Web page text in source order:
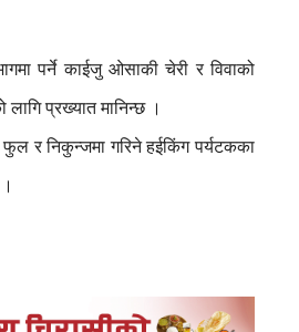
पर्ने काईजु ओसाकी चेरी र विवाको
लागि प्रख्यात मानिन्छ ।
र निकुन्जमा गरिने हईकिंग पर्यटकका